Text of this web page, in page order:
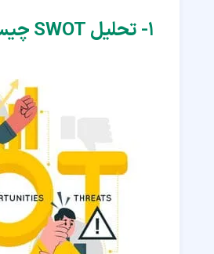
۴‏-‏۱‏- جمع آوری افراد مناسب
۱‏- تحلیل SWOT چیست؟